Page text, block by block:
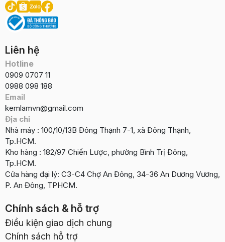
Liên hệ
Hotline
0909 0707 11
0988 098 188
Email
kemlamvn@gmail.com
Địa chỉ
Nhà máy : 100/10/13B Đông Thạnh 7-1, xã Đông Thạnh,
Tp.HCM.
Kho hàng : 182/97 Chiến Lược, phường Bình Trị Đông,
Tp.HCM.
Cửa hàng đại lý: C3-C4 Chợ An Đông, 34-36 An Dương Vương,
P. An Đông, TPHCM.
Chính sách & hỗ trợ
Điều kiện giao dịch chung
Chính sách hỗ trợ